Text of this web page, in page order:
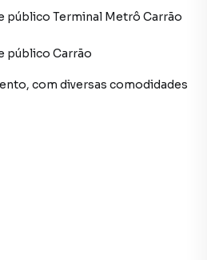
público Terminal Metrô Carrão
público Carrão
, com diversas comodidades